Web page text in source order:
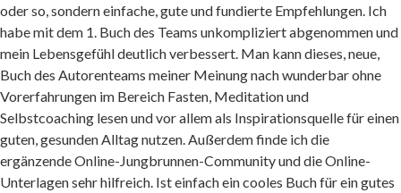
oder so, sondern einfache, gute und fundierte Empfehlungen. Ich
habe mit dem 1. Buch des Teams unkompliziert abgenommen und
mein Lebensgefühl deutlich verbessert. Man kann dieses, neue,
Buch des Autorenteams meiner Meinung nach wunderbar ohne
Vorerfahrungen im Bereich Fasten, Meditation und
Selbstcoaching lesen und vor allem als Inspirationsquelle für einen
guten, gesunden Alltag nutzen. Außerdem finde ich die
ergänzende Online-Jungbrunnen-Community und die Online-
Unterlagen sehr hilfreich. Ist einfach ein cooles Buch für ein gutes